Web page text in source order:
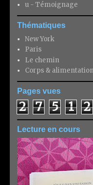
u - Témoignage
Thématiques
New York
Paris
Le chemin
Corps &
Pages vues
2 7 5 1 2
Lecture en cours